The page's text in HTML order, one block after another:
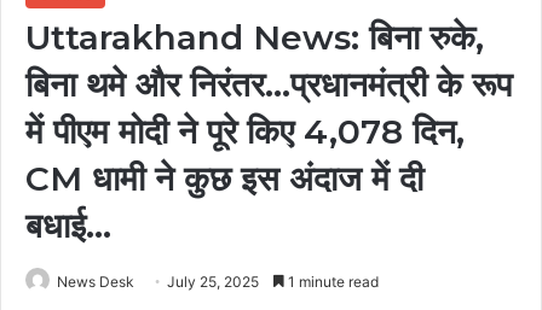
Uttarakhand News: बिना रुके,
बिना थमे और निरंतर…प्रधानमंत्री के रूप
में पीएम मोदी ने पूरे किए 4,078 दिन,
CM धामी ने कुछ इस अंदाज में दी
बधाई…
News Desk July 25, 2025 1 minute read